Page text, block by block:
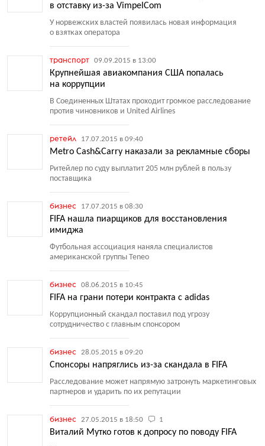
в отставку из-за VimpelСom
У норвежских властей появилась новая информация
о взятках оператора
транспорт 09.09.2015 в 13:00
Крупнейшая авиакомпания США попалась
на коррупции
В Соединенных Штатах проходит громкое расследование
против чиновников и United Airlines
ретейл 17.07.2015 в 09:40
Metro Cash&Carry наказали за рекламные сборы
Ритейлер по суду выплатит 205 млн рублей в пользу
поставщика
бизнес 17.07.2015 в 08:30
FIFA нашла пиарщиков для восстановления
имиджа
Футбольная ассоциация наняла специалистов
американской группы Teneo
бизнес 08.06.2015 в 10:45
FIFA на грани потери контракта с adidas
Коррупционный скандал поставил под угрозу
сотрудничество с главным спонсором
бизнес 28.05.2015 в 09:20
Спонсоры напряглись из-за скандала в FIFA
Расследование может напрямую затронуть маркетинговых
партнеров и ударить по их репутации
бизнес 27.05.2015 в 18:50 1
Виталий Мутко готов к допросу по поводу FIFA